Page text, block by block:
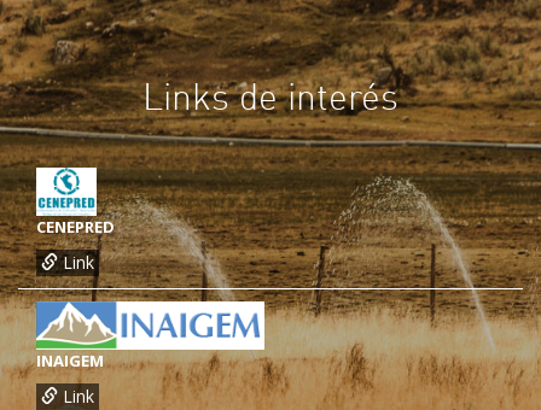
Links de interés
CENEPRED
Link
INAIGEM
Link